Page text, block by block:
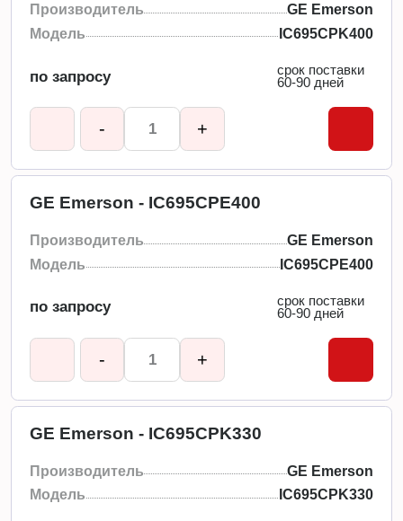
Производитель
GE Emerson
Модель
IC695CPK400
по запросу
срок поставки
60-90 дней
- +
GE Emerson - IC695CPE400
Производитель
GE Emerson
Модель
IC695CPE400
по запросу
срок поставки
60-90 дней
- +
GE Emerson - IC695CPK330
Производитель
GE Emerson
Модель
IC695CPK330